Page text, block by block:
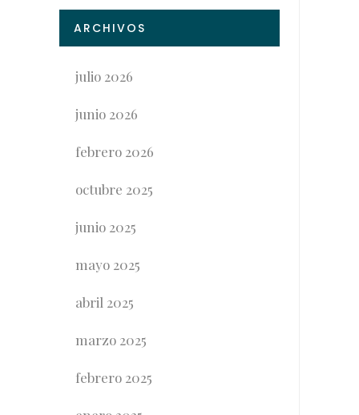
ARCHIVOS
julio 2026
junio 2026
febrero 2026
octubre 2025
junio 2025
mayo 2025
abril 2025
marzo 2025
febrero 2025